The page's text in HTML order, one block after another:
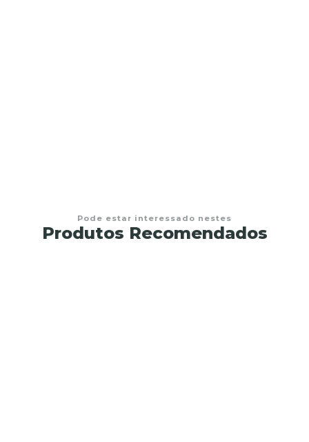
Pode estar interessado nestes
Produtos Recomendados